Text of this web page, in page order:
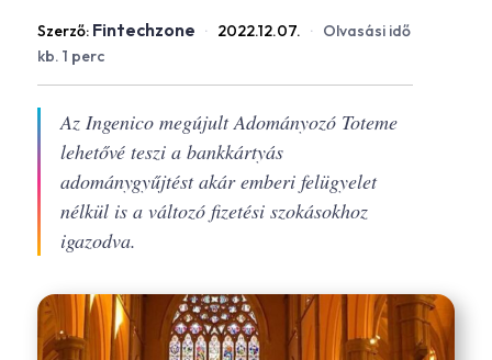
Szerző: Fintechzone · 2022.12.07. · Olvasási idő
kb. 1 perc
Az Ingenico megújult Adományozó Toteme
lehetővé teszi a bankkártyás
adománygyűjtést akár emberi felügyelet
nélkül is a változó fizetési szokásokhoz
igazodva.